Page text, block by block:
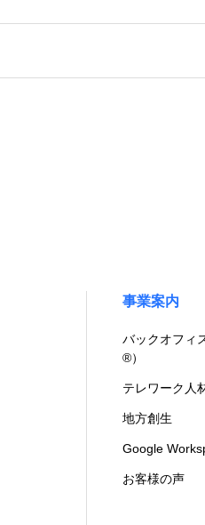
事業案内
バックオフィ
®）
テレワーク人
地方創生
Google
お客様の声